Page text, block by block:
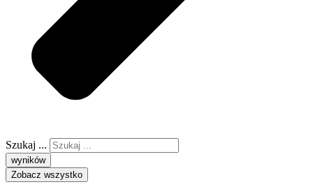
Szukaj ...
wyników
Zobacz wszystko